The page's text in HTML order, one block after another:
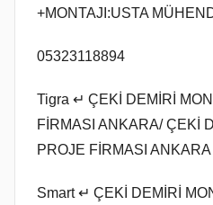
+MONTAJI:USTA
05323118894
Tigra ↵ ÇEKİ DEMİRİ
FİRMASI ANKARA/ ÇEKİ
PROJE FİRMASI ANKARA
Smart ↵ ÇEKİ DEMİRİ